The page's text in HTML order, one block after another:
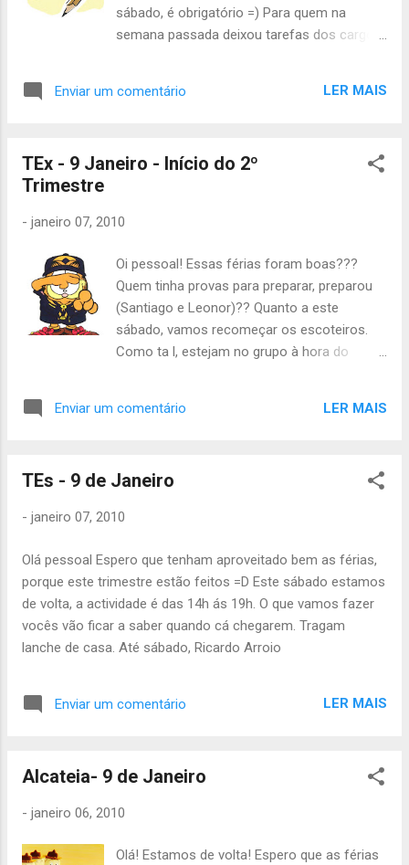
sábado, é obrigatório =) Para quem na
semana passada deixou tarefas dos cargos
horário normal, das 14h ás 19h. Tragam
Enviar um comentário LER MAIS
TEx - 9 Janeiro - Início do 2º
Trimestre
- janeiro 07, 2010
Oi pessoal! Essas férias foram boas???
Quem tinha provas para preparar, preparou
(Santiago e Leonor)?? Quanto a este
sábado, vamos recomeçar os escoteiros.
Como ta l, estejam no grupo à hora do
preparar o trimestre que aí vem. Espero que
Enviar um comentário LER MAIS
TEs - 9 de Janeiro
- janeiro 07, 2010
Olá pessoal Espero que tenham aproveitado bem as férias,
porque este trimestre estão feitos =D Este sábado estamos
de volta, a actividade é das 14h ás 19h. O que vamos fazer
vocês vão ficar a saber quando cá chegarem. Tragam
lanche de casa. Até sábado, Ricardo Arroio
Enviar um comentário LER MAIS
Alcateia- 9 de Janeiro
- janeiro 06, 2010
Olá! Estamos de volta! Espero que as férias